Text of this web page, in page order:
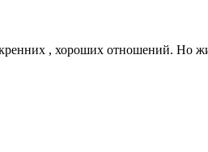
, хороших отношений. Но